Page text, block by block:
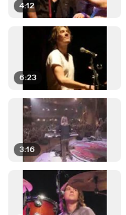
4:12
6:23
3:16